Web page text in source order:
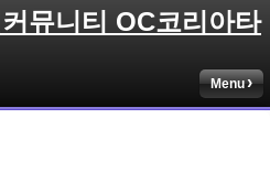
뮤니티 OC코리아타
Menu